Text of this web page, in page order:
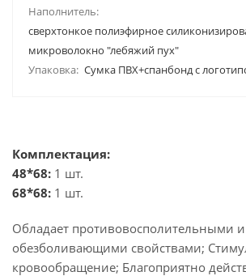
Наполнитель:
сверхтонкое полиэфирное
микроволокно "лебяжий пух"
Упаковка: Сумка ПВХ+спанбонд с
Комплектация:
48*68: 1 шт.
68*68: 1 шт.
Обладает противовосполительными и
обезболивающими свойствами;
кровообращение; Благоприятно